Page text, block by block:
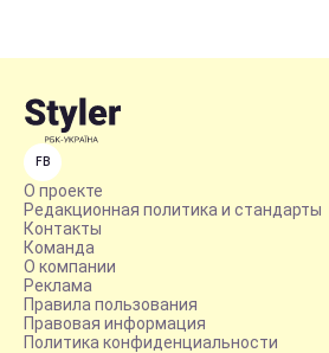
FB
О проекте
Редакционная политика и стандарты
Контакты
Команда
О компании
Реклама
Правила пользования
Правовая информация
Политика конфиденциальности